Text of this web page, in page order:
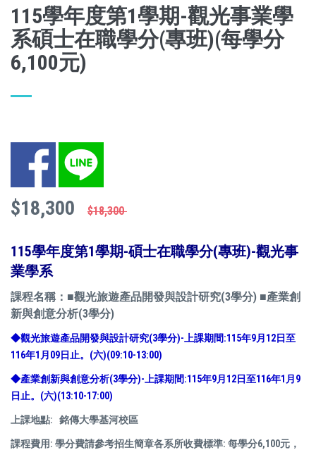
115學年度第1學期-觀光事業學
系碩士在職學分(專班)(每學分
6,100元)
Facebook LINE
$18,300 $18,300
115學年度第1學期-碩士在職學分(專班)-觀光事
業學系
課程名稱：■觀光旅遊產品開發與設計研究(3學分) ■產業創
新與創意分析(3學分)
◆觀光旅遊產品開發與設計研究(3學分)-上課期間:115年9月12日至
116年1月09日止。(六)(09:10-13:00)
◆產業創新與創意分析(3學分)-上課期間:115年9月12日至116年1月9
日止。(六)(13:10-17:00)
上課地點: 銘傳大學基河校區
課程費用: 學分費請參考招生簡章各系所收費標準: 每學分6,100元，